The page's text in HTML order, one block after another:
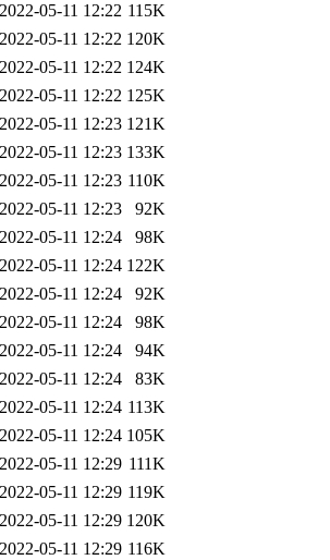
2022-05-11 12:22 115K
2022-05-11 12:22 120K
2022-05-11 12:22 124K
2022-05-11 12:22 125K
2022-05-11 12:23 121K
2022-05-11 12:23 133K
2022-05-11 12:23 110K
2022-05-11 12:23
92K
2022-05-11 12:24
98K
2022-05-11 12:24 122K
2022-05-11 12:24
92K
2022-05-11 12:24
98K
2022-05-11 12:24
94K
2022-05-11 12:24
83K
2022-05-11 12:24 113K
2022-05-11 12:24 105K
2022-05-11 12:29 111K
2022-05-11 12:29 119K
2022-05-11 12:29 120K
2022-05-11 12:29 116K